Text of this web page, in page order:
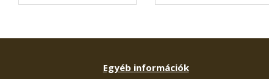
Egyéb információk